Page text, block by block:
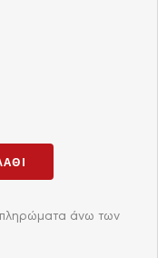
άνω των